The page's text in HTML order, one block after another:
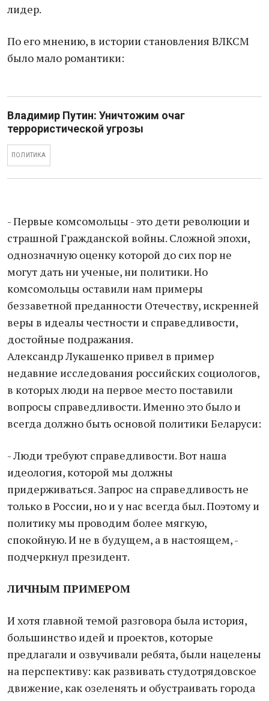
лидер.
По его мнению, в истории становления ВЛКСМ
было мало романтики:
Владимир Путин: Уничтожим очаг
террористической угрозы
ПОЛИТИКА
- Первые комсомольцы - это дети революции и
страшной Гражданской войны. Сложной эпохи,
однозначную оценку которой до сих пор не
могут дать ни ученые, ни политики. Но
комсомольцы оставили нам примеры
беззаветной преданности Отечеству, искренней
веры в идеалы честности и справедливости,
достойные подражания.
Александр Лукашенко привел в пример
недавние исследования российских социологов,
в которых люди на первое место поставили
вопросы справедливости. Именно это было и
всегда должно быть основой политики Беларуси:
- Люди требуют справедливости. Вот наша
идеология, которой мы должны
придерживаться. Запрос на справедливость не
только в России, но и у нас всегда был. Поэтому и
политику мы проводим более мягкую,
спокойную. И не в будущем, а в настоящем, -
подчеркнул президент.
ЛИЧНЫМ ПРИМЕРОМ
И хотя главной темой разговора была история,
большинство идей и проектов, которые
предлагали и озвучивали ребята, были нацелены
на перспективу: как развивать студотрядовское
движение, как озеленять и обустраивать города